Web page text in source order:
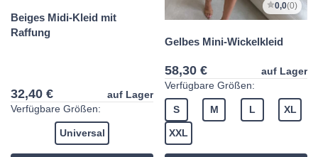
Beiges Midi-Kleid mit
Raffung
32,40 €
auf Lager
Verfügbare Größen:
Universal
0,0(0)
Gelbes Mini-Wickelkleid
58,30 €
auf Lager
Verfügbare Größen:
S M L XL
XXL